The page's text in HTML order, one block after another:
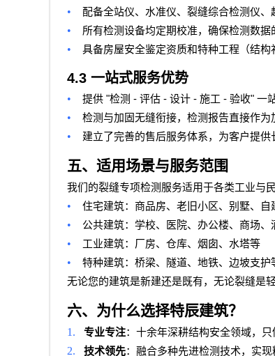
• 配备全站仪、水准仪、裂缝综合检测仪
• 所有检测设备均定期校准，确保检测数据
• 具备房屋安全鉴定资质和特种工程（结
4.3 一站式服务优势
• 提供 "检测 - 评估 - 设计 - 施工 - 验收" 一
• 检测与加固无缝衔接，检测报告直接作
• 建立了完善的售后服务体系，为客户提
五、适用场景与服务范围
我们的裂缝专项检测服务适用于各类工业与
• 住宅建筑：商品房、老旧小区、别墅、自
• 公共建筑：学校、医院、办公楼、商场、
• 工业建筑：厂房、仓库、烟囱、水塔等
•
特种建筑：桥梁、隧道、地铁、边坡支护
无论您的建筑是新建还是既有，无论裂缝是
六、为什么选择特辰建筑？
1. 专业专注：十余年深耕结构安全领域，
2. 技术领先：融合多种先进检测技术，实